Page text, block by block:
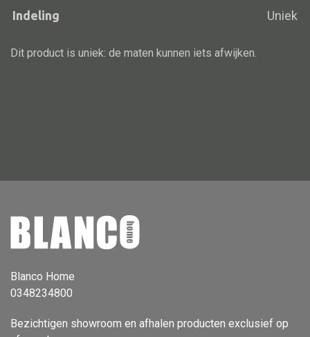
Alle lampen
Alle deco
Vaas
Kandelaar
Object
Indeling Uniek
Dit product is uniek: de maten kunnen iets afwijken.
Blanco Home
0348234800
Bezichtigen showroom en afhalen producten exclusief op